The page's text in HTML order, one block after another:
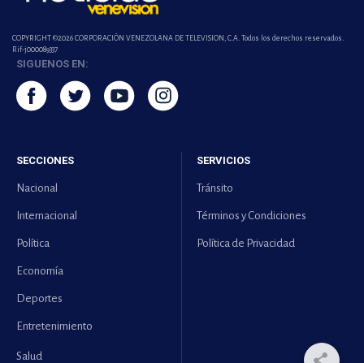
COPYRIGHT ©2026 CORPORACIÓN VENEZOLANA DE TELEVISION, C.A. Todos los derechos reservados.
Rif-j000089337
SIGUENOS EN:
SECCIONES
Nacional
Internacional
Política
Economía
Deportes
Entretenimiento
Salud
SERVICIOS
Tránsito
Términos y Condiciones
Política de Privacidad